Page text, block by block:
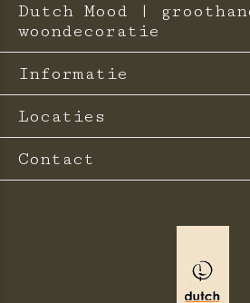
Dutch Mood |
woondecoratie
Informatie
Locaties
Contact